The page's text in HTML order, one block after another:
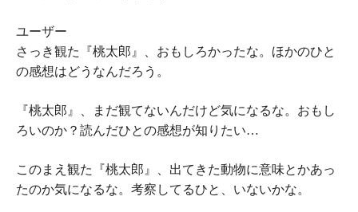
ユーザー
さっき観た
『桃太郎』、おもしろかったな。ほかのひと
の感想はどうなんだろう。
『桃太郎』、 まだ観てないんだけど気になるな。おもし
ろいのか？読んだひとの感想が知りたい…
このまえ観た
『桃太郎』、出てきた動物に意味とかあっ
たのか気になるな。考察してるひと、いないかな。